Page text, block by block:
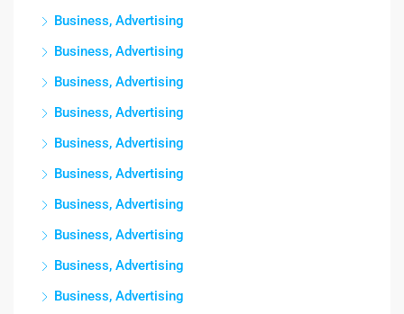
Business, Advertising
Business, Advertising
Business, Advertising
Business, Advertising
Business, Advertising
Business, Advertising
Business, Advertising
Business, Advertising
Business, Advertising
Business, Advertising